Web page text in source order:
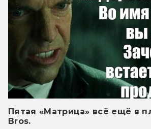
Пятая «Матрица» всё ещё в
Bros.